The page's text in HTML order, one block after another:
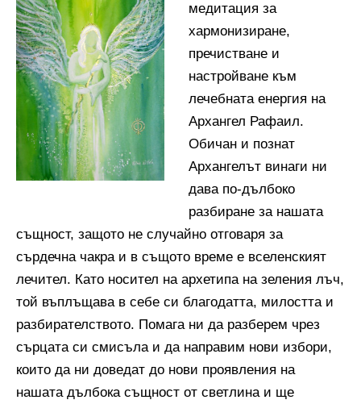
медитация за
хармонизиране,
пречистване и
настройване към
лечебната енергия на
Архангел Рафаил.
Обичан и познат
Архангелът винаги ни
дава по-дълбоко
разбиране за нашата
същност, защото не случайно отговаря за
сърдечна чакра и в същото време е вселенският
лечител. Като носител на архетипа на зеления лъч,
той въплъщава в себе си благодатта, милостта и
разбирателството. Помага ни да разберем чрез
сърцата си смисъла и да направим нови избори,
които да ни доведат до нови проявления на
нашата дълбока същност от светлина и ще